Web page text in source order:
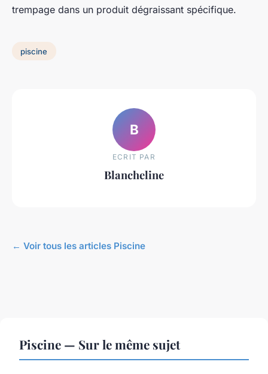
trempage dans un produit dégraissant spécifique.
piscine
B
ECRIT PAR
Blancheline
← Voir tous les articles Piscine
Piscine — Sur le même sujet